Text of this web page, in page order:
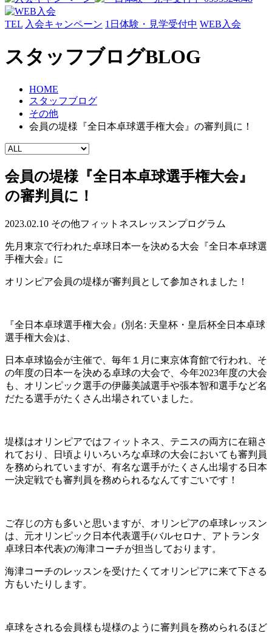
TEL 入会キャンペーン 1日体験・見学受付中 WEB入会
スタッフブログBLOG
HOME
スタッフブログ
その他
会員の堤様『全日本卓球選手権大会』の審判員に！
会員の堤様『全日本卓球選手権大会』
の審判員に！
2023.02.10 その他フィットネス レッスンプログラム
先月東京で行われた卓球日本一を決める大会『全日本卓球選
手権大会』に
オリンピア会員の堤様が審判員として参加されました！
『全日本卓球選手権大会』(別名: 天皇杯・皇后杯全日本卓球
選手権大会)は、
日本卓球協会が主催で、毎年１月に東京体育館で行われ、そ
の年度の日本一を決める卓球の大会で、今年2023年度の大会
も、オリンピック選手の伊藤美誠選手や張本智和選手など名
だたる選手がたくさん出場されていました。
堤様はオリンピアではフィットネス、テニスの両方に在籍さ
れており、日頃よりいろいろな卓球の大会においても審判員
を務められていますが、有名な選手がたくさん出場する日本
一決定戦でも審判員を務められるなんてすごいです！
ご存じの方も多いと思いますが、オリンピアの卓球レッスン
は、元オリンピック日本代表選手(バルセロナ、アトランタ
卓球日本代表)の海津コーチが担当しております。
海津コーチのレッスンを受けたくてオリンピアに来て下さる
方もいたりします。
卓球をされる会員様も堤様のように審判員を務められるほど